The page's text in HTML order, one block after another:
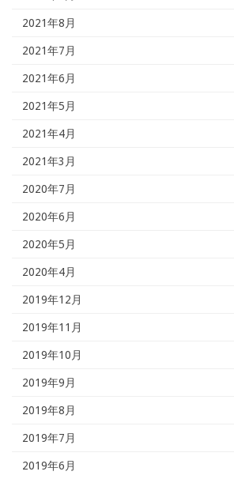
2021年8月
2021年7月
2021年6月
2021年5月
2021年4月
2021年3月
2020年7月
2020年6月
2020年5月
2020年4月
2019年12月
2019年11月
2019年10月
2019年9月
2019年8月
2019年7月
2019年6月